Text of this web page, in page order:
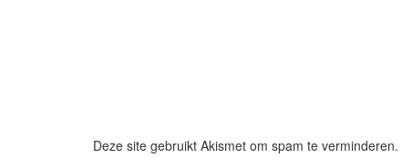
Deze site gebruikt Akismet om spam te verminderen.